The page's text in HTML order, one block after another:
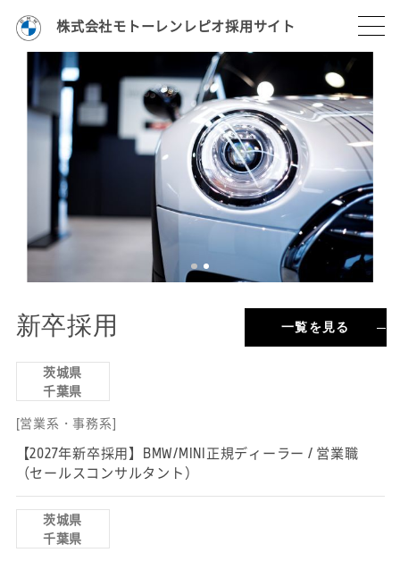
株式会社モトーレンレピオ採用サイト
新卒採用 一覧を見る
茨城県
千葉県
[営業系・事務系]
【2027年新卒採用】BMW/MINI正規ディーラー / 営業職
（セールスコンサルタント）
茨城県
千葉県